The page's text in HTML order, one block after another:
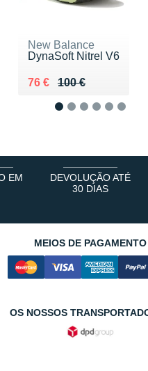
New Balance
DynaSoft Nitrel V6
100 €
Au lieu de 100 €
76 €
Vendu 76 €
EM
DEVOLUÇÃO ATÉ
30 DIAS
MEIOS DE PAGAMENTO
OS NOSSOS